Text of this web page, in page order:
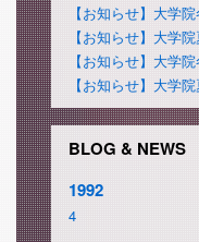
【お知らせ】大学
【お知らせ】大学
【お知らせ】大学
【お知らせ】大学
BLOG & NEWS
1992
4